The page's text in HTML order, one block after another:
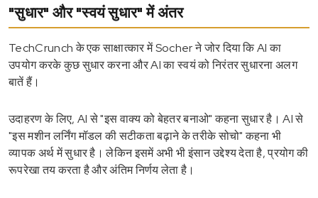
"सुधार" और "स्वयं सुधार" में अंतर
TechCrunch के एक साक्षात्कार में Socher ने जोर दिया कि AI का
उपयोग करके कुछ सुधार करना और AI का स्वयं को निरंतर सुधारना अलग
बातें हैं।
उदाहरण के लिए, AI से "इस वाक्य को बेहतर बनाओ" कहना सुधार है। AI से
"इस मशीन लर्निंग मॉडल की सटीकता बढ़ाने के तरीके सोचो" कहना भी
व्यापक अर्थ में सुधार है। लेकिन इसमें अभी भी इंसान उद्देश्य देता है, प्रयोग की
रूपरेखा तय करता है और अंतिम निर्णय लेता है।